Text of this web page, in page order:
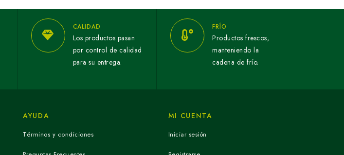
CALIDAD
Los productos pasan
por control de calidad
para su entrega.
FRÍO
Productos frescos,
manteniendo la
cadena de frío.
AYUDA
Términos y condiciones
MI CUENTA
Iniciar sesión